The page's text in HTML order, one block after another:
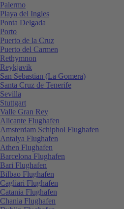
Palermo
Playa del Ingles
Ponta Delgada
Porto
Puerto de la Cruz
Puerto del Carmen
Rethymnon
Reykjavik
San Sebastian (La Gomera)
Santa Cruz de Tenerife
Sevilla
Stuttgart
Valle Gran Rey
Alicante Flughafen
Amsterdam Schiphol Flughafen
Antalya Flughafen
Athen Flughafen
Barcelona Flughafen
Bari Flughafen
Bilbao Flughafen
Cagliari Flughafen
Catania Flughafen
Chania Flughafen